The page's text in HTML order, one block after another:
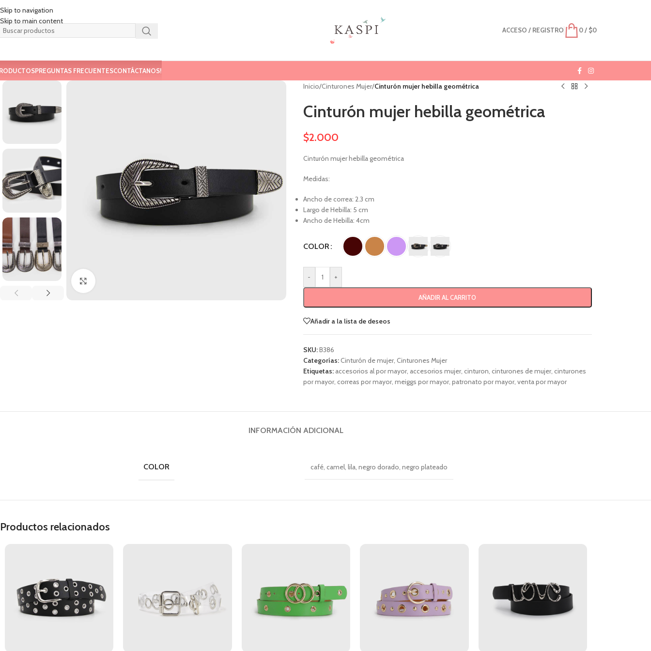
Skip to navigation
Skip to main content
ACCESO / REGISTRO 0/ $0
PREGUNTAS FRECUENTESCONTÁCTANOS!
Inicio/Cinturones Mujer/Cinturón mujer hebilla geométrica
Cinturón mujer hebilla geométrica
$2.000
Cinturón mujer hebilla geométrica
Medidas:
Ancho de correa: 2.3 cm
Largo de Hebilla: 5 cm
Ancho de Hebilla: 4cm
COLOR
- +
AÑADIR AL CARRITO
Añadir a la lista de deseos
SKU:B386
Categorías:Cinturón de mujer, Cinturones Mujer
Etiquetas: accesorios al por mayor, accesorios mujer, cinturon, cinturones de mujer, cinturones
por mayor, correas por mayor, meiggs por mayor, patronato por mayor, venta por mayor
INFORMACIÓN ADICIONAL
COLOR café, camel, lila, negro dorado, negro plateado
Productos relacionados